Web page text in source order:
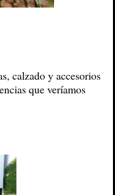
calzado y accesorios
que veríamos